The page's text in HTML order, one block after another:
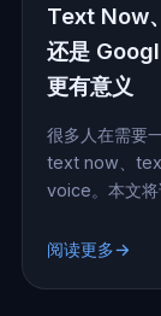
Text Now
还是
更有意义
很多人在需要
text now、
voice。本文将
阅读更多→